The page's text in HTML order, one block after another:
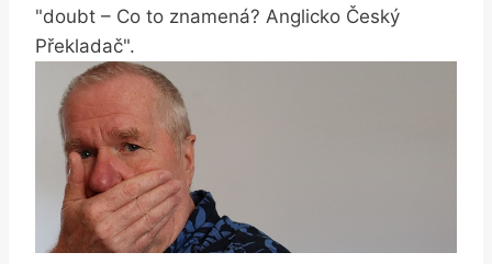
"doubt – Co to znamená? Anglicko Český
Překladač".